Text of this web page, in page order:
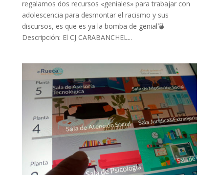
regalamos dos recursos «geniales» para trabajar con
adolescencia para desmontar el racismo y sus
discursos, es que es ya la bomba de genial💣
Descripción: El CJ CARABANCHEL...